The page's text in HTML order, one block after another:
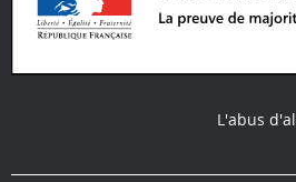
L'abus